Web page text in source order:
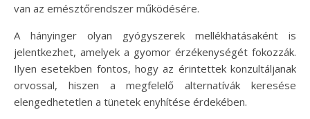
van az emésztőrendszer működésére.
A hányinger olyan gyógyszerek mellékhatásaként is
jelentkezhet, amelyek a gyomor érzékenységét fokozzák.
Ilyen esetekben fontos, hogy az érintettek konzultáljanak
orvossal, hiszen a megfelelő alternatívák keresése
elengedhetetlen a tünetek enyhítése érdekében.